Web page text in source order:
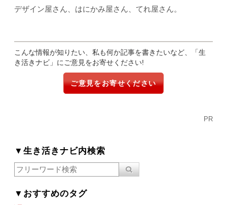
デザイン屋さん、はにかみ屋さん、てれ屋さん。
こんな情報が知りたい、私も何か記事を書きたいなど、「生
き活きナビ」にご意見をお寄せください!
ご意見をお寄せください
PR
▼生き活きナビ内検索
▼おすすめのタグ